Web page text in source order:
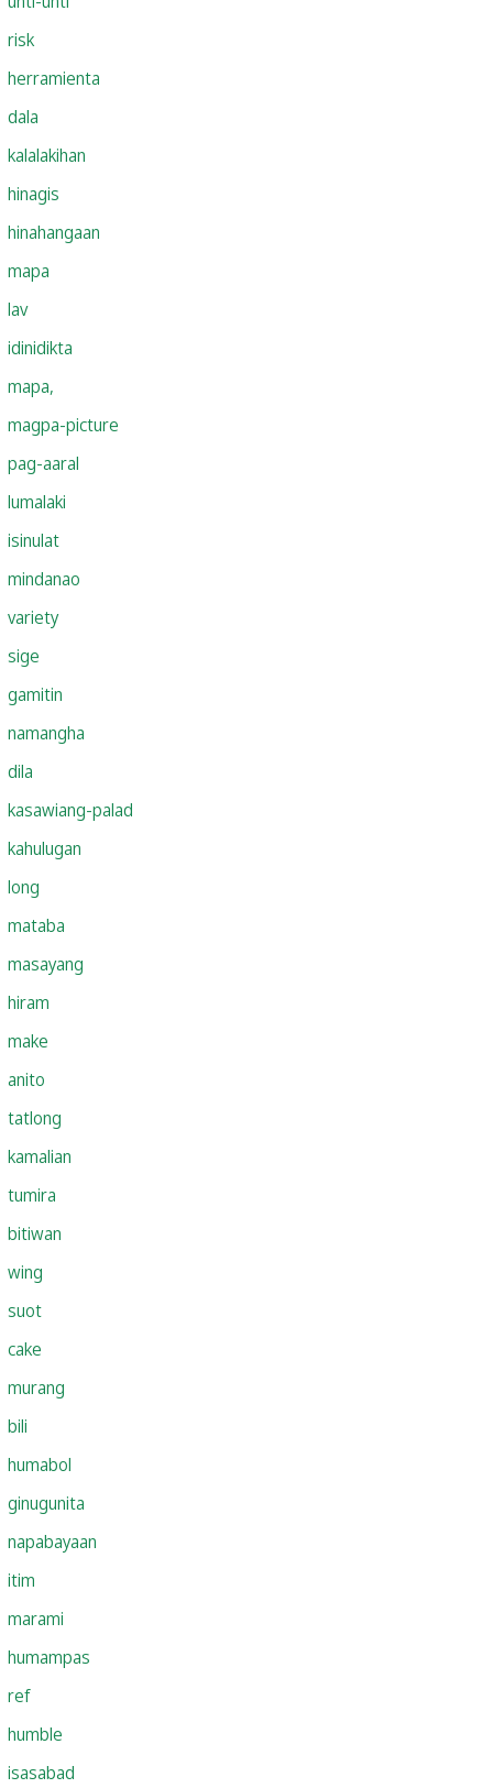
risk
herramienta
dala
kalalakihan
hinagis
hinahangaan
mapa
lav
idinidikta
mapa,
magpa-picture
pag-aaral
lumalaki
isinulat
mindanao
variety
sige
gamitin
namangha
dila
kasawiang-palad
kahulugan
long
mataba
masayang
hiram
make
anito
tatlong
kamalian
tumira
bitiwan
wing
suot
cake
murang
bili
humabol
ginugunita
napabayaan
itim
marami
humampas
ref
humble
isasabad